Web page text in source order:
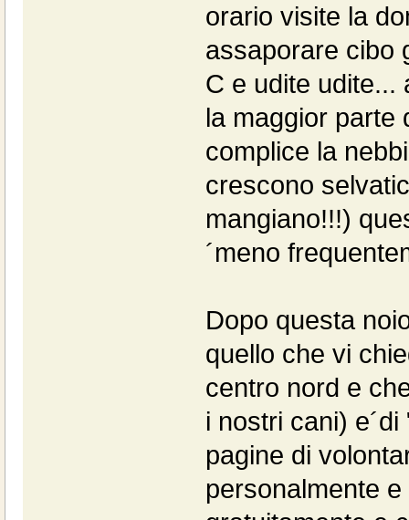
orario visite la
assaporare cibo
C e udite udite...
la maggior parte
complice la
crescono
mangiano!!!)
´meno
Dopo questa
quello che vi
centro nord e
i nostri cani)
pagine di
personalmente